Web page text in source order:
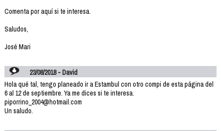
Comenta por aquí si te interesa.
Saludos,
José Mari
23/08/2018 - David
Hola qué tal, tengo planeado ir a Estambul con otro compi de esta página del
6 al 12 de septiembre. Ya me dices si te interesa.
piporrino_2004@hotmail.com
Un saludo.